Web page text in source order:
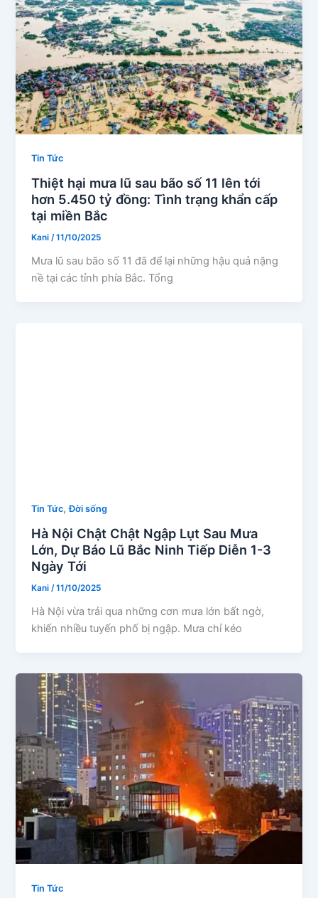
Tin Tức
Thiệt hại mưa lũ sau bão số 11 lên tới
hơn 5.450 tỷ đồng: Tình trạng khẩn cấp
tại miền Bắc
Kani/11/10/2025
Mưa lũ sau bão số 11 đã để lại những hậu quả nặng
nề tại các tỉnh phía Bắc. Tổng
Tin Tức,Đời sống
Hà Nội Chật Chật Ngập Lụt Sau Mưa
Lớn, Dự Báo Lũ Bắc Ninh Tiếp Diễn 1-3
Ngày Tới
Kani/11/10/2025
Hà Nội vừa trải qua những cơn mưa lớn bất ngờ,
khiến nhiều tuyến phố bị ngập. Mưa chỉ kéo
Tin Tức